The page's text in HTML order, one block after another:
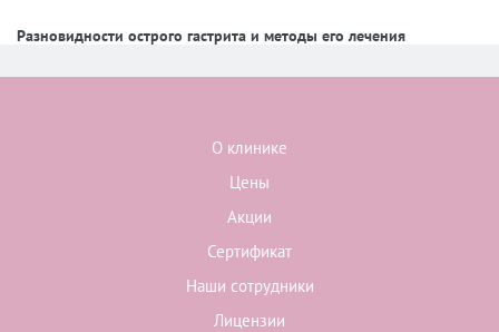
Разновидности острого гастрита и методы его лечения
О клинике
Цены
Акции
Сертификат
Наши сотрудники
Лицензии